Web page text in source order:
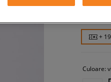
329,99
+
Culoare: